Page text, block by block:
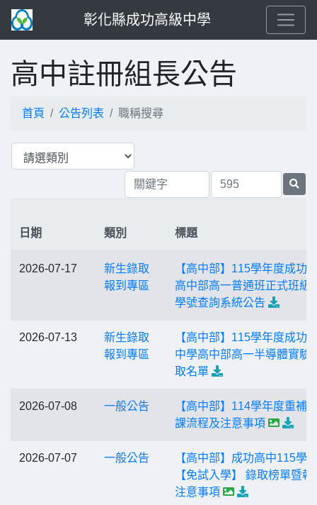
彰化縣成功高級中學
高中註冊組長公告
首頁 公告列表 職稱搜尋
日期 類別 標題
2026-07-17
新生錄取
報到專區
【高中部】115學年度成功
高中部高一普通班正式班級
學號查詢系統公告
2026-07-13
新生錄取
報到專區
【高中部】115學年度成功
中學高中部高一半導體實驗
取名單
2026-07-08 一般公告
【高中部】114學年度重補
課流程及注意事項
2026-07-07 一般公告
【高中部】成功高中115學
【免試入學】 錄取榜單暨報
注意事項